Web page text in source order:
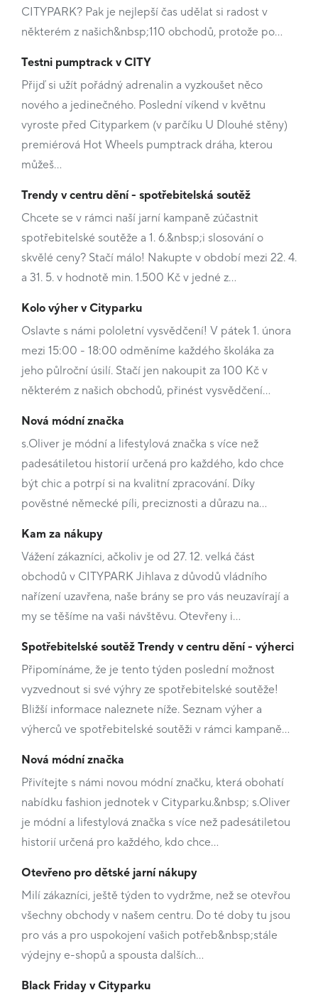
CITYPARK? Pak je nejlepší čas udělat si radost v
některém z našich&nbsp;110 obchodů, protože po…
Testni pumptrack v CITY
Přijď si užít pořádný adrenalin a vyzkoušet něco
nového a jedinečného. Poslední víkend v květnu
vyroste před Cityparkem (v parčíku U Dlouhé stěny)
premiérová Hot Wheels pumptrack dráha, kterou
můžeš…
Trendy v centru dění - spotřebitelská soutěž
Chcete se v rámci naší jarní kampaně zúčastnit
spotřebitelské soutěže a 1. 6.&nbsp;i slosování o
skvělé ceny? Stačí málo! Nakupte v období mezi 22. 4.
a 31. 5. v hodnotě min. 1.500 Kč v jedné z…
Kolo výher v Cityparku
Oslavte s námi pololetní vysvědčení! V pátek 1. února
mezi 15:00 - 18:00 odměníme každého školáka za
jeho půlroční úsilí. Stačí jen nakoupit za 100 Kč v
některém z našich obchodů, přinést vysvědčení…
Nová módní značka
s.Oliver je módní a lifestylová značka s více než
padesátiletou historií určená pro každého, kdo chce
být chic a potrpí si na kvalitní zpracování. Díky
pověstné německé píli, preciznosti a důrazu na…
Kam za nákupy
Vážení zákazníci, ačkoliv je od 27. 12. velká část
obchodů v CITYPARK Jihlava z důvodů vládního
nařízení uzavřena, naše brány se pro vás neuzavírají a
my se těšíme na vaši návštěvu. Otevřeny i…
Spotřebitelské soutěž Trendy v centru dění - výherci
Připomínáme, že je tento týden poslední možnost
vyzvednout si své výhry ze spotřebitelské soutěže!
Bližší informace naleznete níže. Seznam výher a
výherců ve spotřebitelské soutěži v rámci kampaně…
Nová módní značka
Přivítejte s námi novou módní značku, která obohatí
nabídku fashion jednotek v Cityparku.&nbsp; s.Oliver
je módní a lifestylová značka s více než padesátiletou
historií určená pro každého, kdo chce…
Otevřeno pro dětské jarní nákupy
Milí zákazníci, ještě týden to vydržme, než se otevřou
všechny obchody v našem centru. Do té doby tu jsou
pro vás a pro uspokojení vašich potřeb&nbsp;stále
výdejny e-shopů a spousta dalších…
Black Friday v Cityparku